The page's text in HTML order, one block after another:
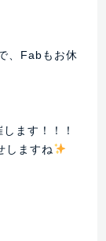
、Fabもお休
ます！！！
しますね